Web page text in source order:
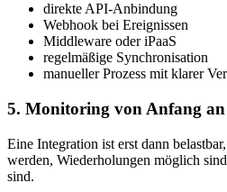
direkte API-Anbindung
Webhook bei Ereignissen
Middleware oder iPaaS
regelmäßige Synchronisation
manueller Prozess mit klarer
5. Monitoring von Anfang
Eine Integration ist erst dann
werden, Wiederholungen möglich
sind.